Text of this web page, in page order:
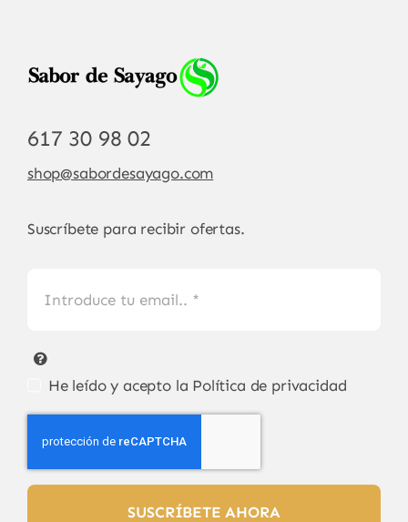
617 30 98 02
shop@sabordesayago.com
Suscríbete para recibir ofertas.
He leído y acepto la Política de privacidad
SUSCRÍBETE AHORA